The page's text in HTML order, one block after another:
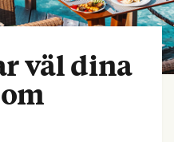
väl dina